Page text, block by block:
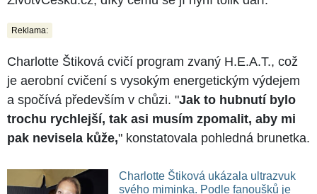
Reklama:
Charlotte Štiková cvičí program zvaný H.E.A.T., což
je aerobní cvičení s vysokým energetickým výdejem
a spočívá především v chůzi. "Jak to hubnutí bylo
trochu rychlejší, tak asi musím zpomalit, aby mi
pak nevisela kůže," konstatovala pohledná brunetka.
Charlotte Štiková ukázala ultrazvuk
svého miminka. Podle fanoušků je